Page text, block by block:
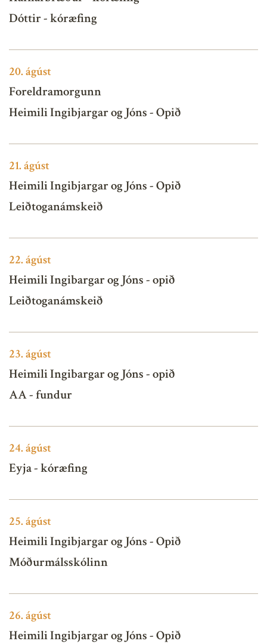
Dóttir - kóræfing
20.ágúst
Foreldramorgunn
Heimili Ingibjargar og Jóns - Opið
21.ágúst
Heimili Ingibjargar og Jóns - Opið
Leiðtoganámskeið
22.ágúst
Heimili Ingibargar og Jóns - opið
Leiðtoganámskeið
23.ágúst
Heimili Ingibargar og Jóns - opið
AA - fundur
24.ágúst
Eyja - kóræfing
25.ágúst
Heimili Ingibjargar og Jóns - Opið
Móðurmálsskólinn
26.ágúst
Heimili Ingibjargar og Jóns - Opið